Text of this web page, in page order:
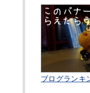
ブログランキ